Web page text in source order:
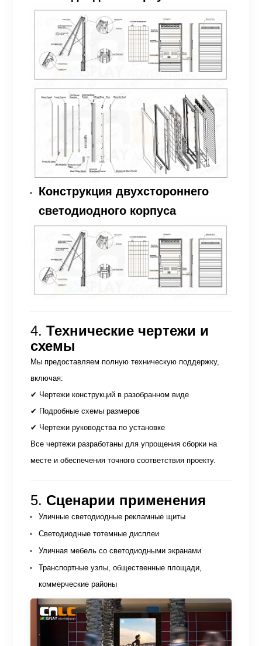
Конструкция двухстороннего
светодиодного корпуса
4.Технические чертежи и
схемы
Мы предоставляем полную техническую поддержку,
включая:
✔ Чертежи конструкций в разобранном виде
✔ Подробные схемы размеров
✔ Чертежи руководства по установке
Все чертежи разработаны для упрощения сборки на
месте и обеспечения точного соответствия проекту.
5. Сценарии применения
Уличные светодиодные рекламные щиты
Светодиодные тотемные дисплеи
Уличная мебель со светодиодными экранами
Транспортные узлы, общественные площади,
коммерческие районы